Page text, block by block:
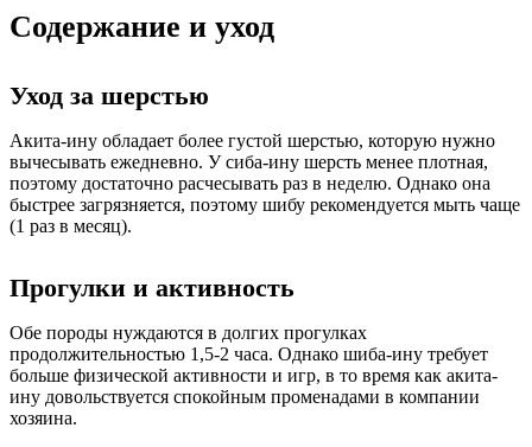
Содержание и уход
Уход за шерстью
Акита-ину обладает более густой шерстью, которую нужно
вычесывать ежедневно. У сиба-ину шерсть менее плотная,
поэтому достаточно расчесывать раз в неделю. Однако она
быстрее загрязняется, поэтому шибу рекомендуется мыть чаще
(1 раз в месяц).
Прогулки и активность
Обе породы нуждаются в долгих прогулках
продолжительностью 1,5-2 часа. Однако шиба-ину требует
больше физической активности и игр, в то время как акита-
ину довольствуется спокойным променадами в компании
хозяина.